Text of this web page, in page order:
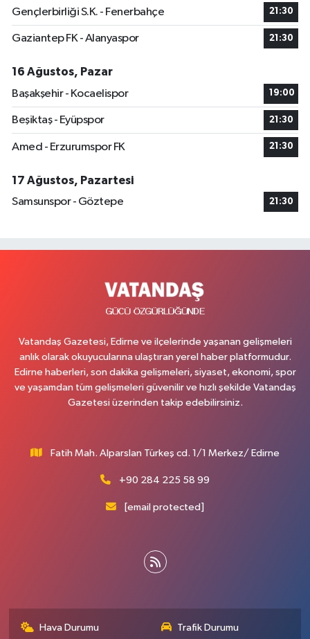
Gençlerbirliği S.K. - Fenerbahçe 21:30
Gaziantep FK - Alanyaspor 21:30
16 Ağustos, Pazar
Başakşehir - Kocaelispor
19:00
Beşiktaş - Eyüpspor 21:30
Amed - Erzurumspor FK 21:30
17 Ağustos, Pazartesi
Samsunspor - Göztepe
21:30
Vatandaş Gazetesi, Edirne ve ilçelerinde yaşanan gelişmeleri
anlık olarak okuyucularına ulaştıran yerel haber platformudur.
Edirne haberleri, son dakika gelişmeleri, siyaset, ekonomi, spor
ve yaşamdan tüm gelişmeleri güvenilir ve hızlı şekilde Vatandaş
Gazetesi üzerinden takip edebilirsiniz.
Fatih Mah. Alparslan Türkeş cd. 1/1 Merkez/ Edirne
+90 284 225 58 99
[email protected]
Hava Durumu Trafik Durumu